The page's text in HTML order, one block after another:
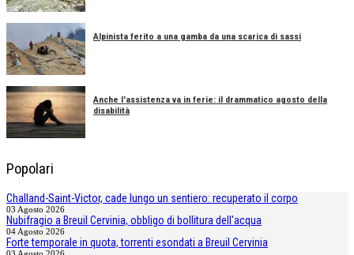
Alpinista ferito a una gamba da una scarica di sassi
Anche l'assistenza va in ferie: il drammatico agosto della
disabilità
Popolari
Challand-Saint-Victor, cade lungo un sentiero: recuperato il corpo
03 Agosto 2026
Nubifragio a Breuil Cervinia, obbligo di bollitura dell'acqua
04 Agosto 2026
Forte temporale in quota, torrenti esondati a Breuil Cervinia